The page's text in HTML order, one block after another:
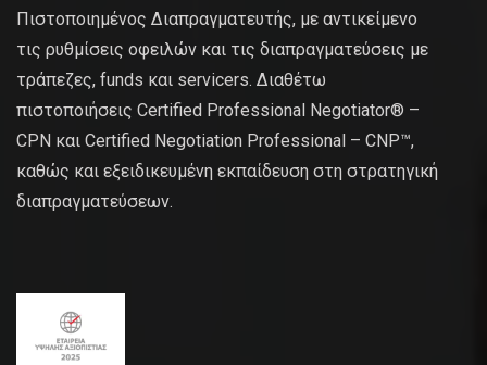
Πιστοποιημένος Διαπραγματευτής, με αντικείμενο
τις ρυθμίσεις οφειλών και τις διαπραγματεύσεις με
τράπεζες, funds και servicers. Διαθέτω
πιστοποιήσεις Certified Professional Negotiator® –
CPN και Certified Negotiation Professional – CNP™,
καθώς και εξειδικευμένη εκπαίδευση στη στρατηγική
διαπραγματεύσεων.